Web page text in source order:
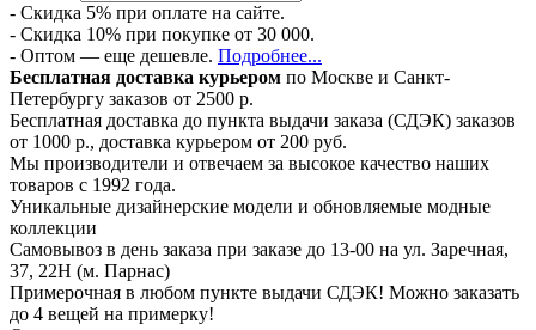
- Скидка 5% при оплате на сайте.
- Скидка 10% при покупке от 30 000.
- Оптом — еще дешевле. Подробнее...
Бесплатная доставка курьером по Москве и Санкт-
Петербургу заказов от 2500 р.
Бесплатная доставка до пункта выдачи заказа (СДЭК) заказов
от 1000 р., доставка курьером от 200 руб.
Мы производители и отвечаем за высокое качество наших
товаров с 1992 года.
Уникальные дизайнерские модели и обновляемые модные
коллекции
Самовывоз в день заказа при заказе до 13-00 на ул. Заречная,
37, 22Н (м. Парнас)
Примерочная в любом пункте выдачи СДЭК! Можно заказать
до 4 вещей на примерку!